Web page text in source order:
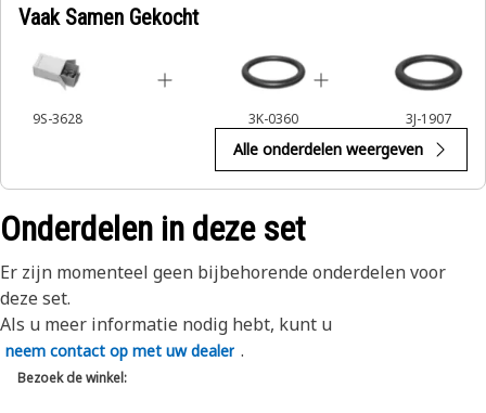
Vaak Samen Gekocht
9S-3628 3K-0360 3J-1907
Alle onderdelen weergeven
Onderdelen in deze set
Er zijn momenteel geen bijbehorende onderdelen voor
deze set.
Als u meer informatie nodig hebt, kunt u
neem contact op met uw dealer
Bezoek de winkel:
.